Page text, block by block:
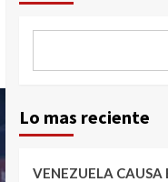
Lo mas reciente
VENEZUELA CAUSA